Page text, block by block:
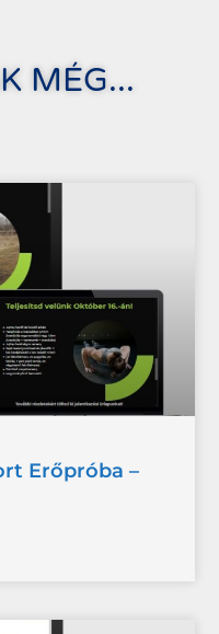
MÉG...
Erőpróba –